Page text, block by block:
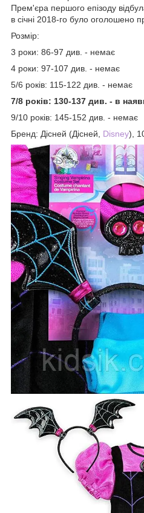
Прем'єра першого епізоду
в січні 2018-го було оголошено
Розмір:
3 роки: 86-97 див. - немає
4 роки: 97-107 див. - немає
5/6 років: 115-122 див. - немає
7/8 років: 130-137 див. - в
9/10 років: 145-152 див. - немає
Бренд: Дісней (Дісней, Disney),